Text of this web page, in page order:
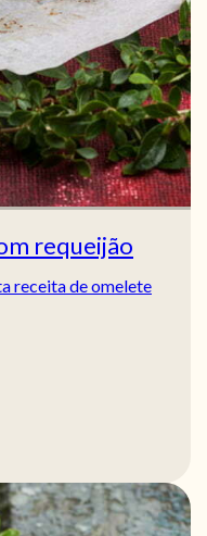
requeijão
receita de omelete